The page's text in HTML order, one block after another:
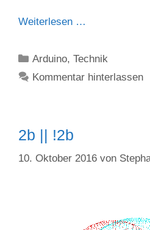
Weiterlesen …
Kategorien
Arduino,Technik
Kommentar hinterlassen
2b || !2b
10. Oktober 2016 von